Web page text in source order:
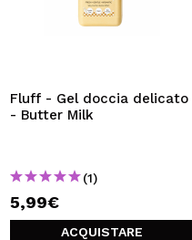
Fluff - Gel doccia delicato
- Butter Milk
(1)
5,99€
ACQUISTARE